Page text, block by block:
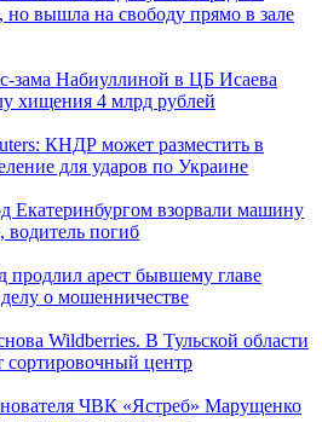
но вышла на свободу прямо в зале
зама Набиуллиной в ЦБ Исаева
хищения 4 млрд рублей
КНДР может разместить в
для ударов по Украине
Екатеринбургом взорвали машину
водитель погиб
продлил арест бывшему главе
о мошенничестве
Wildberries. В Тульской области
сортировочный центр
ЧВК «Ястреб» Марущенко